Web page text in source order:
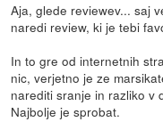
Aja, glede reviewev... saj
naredi review, ki je tebi
In to gre od internetnih
nic, verjetno je ze
narediti sranje in razliko v
Najbolje je sprobat.